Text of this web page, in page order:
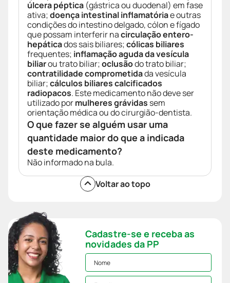
úlcera péptica (gástrica ou duodenal) em fase
ativa;doença intestinal inflamatóriae outras
condições do intestino delgado, cólon e fígado
que possam interferir nacirculação entero-
hepáticados sais biliares;cólicas biliares
frequentes; inflamação aguda da vesícula
biliarou trato biliar;oclusãodo trato biliar;
contratilidade comprometidada vesícula
biliar;cálculos biliares calcificados
radiopacos. Este medicamento não deve ser
utilizado pormulheres grávidas sem
orientação médica ou do cirurgião-dentista.
O que fazer se alguém usar uma
quantidade maior do que a indicada
deste medicamento?
Não informado na bula.
Voltar ao topo
Cadastre-se e receba as
novidades da PP